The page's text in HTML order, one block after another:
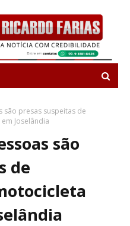
são presas suspeitas de
Joselândia
são
de